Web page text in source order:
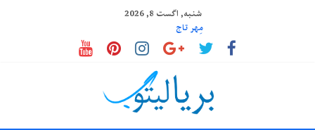
شنبه, اگست 8, 2026
مِهر تاج
د پرمختګ مرحلې
ایا خپل افکار قابو کولای شو؟
ډیپریشن یا ژور خفګان څه ته وایي؟
ستوری خان